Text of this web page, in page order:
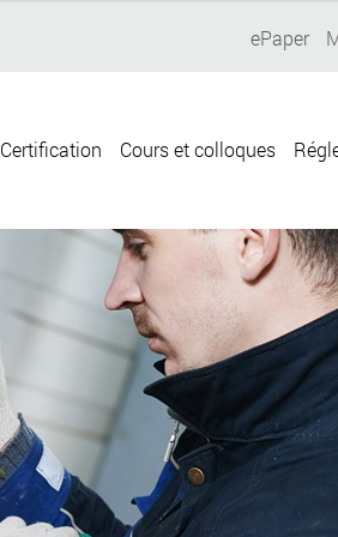
ePaper
Certification Cours et colloques